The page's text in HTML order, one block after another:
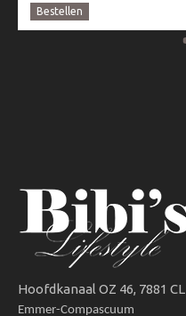
Bestellen
Hoofdkanaal OZ 46, 7881 CL
Emmer-Compascuum